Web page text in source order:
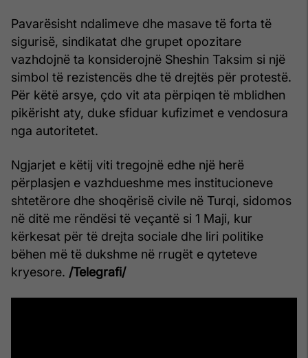
Pavarësisht ndalimeve dhe masave të forta të
sigurisë, sindikatat dhe grupet opozitare
vazhdojnë ta konsiderojnë Sheshin Taksim si një
simbol të rezistencës dhe të drejtës për protestë.
Për këtë arsye, çdo vit ata përpiqen të mblidhen
pikërisht aty, duke sfiduar kufizimet e vendosura
nga autoritetet.
Ngjarjet e këtij viti tregojnë edhe një herë
përplasjen e vazhdueshme mes institucioneve
shtetërore dhe shoqërisë civile në Turqi, sidomos
në ditë me rëndësi të veçantë si 1 Maji, kur
kërkesat për të drejta sociale dhe liri politike
bëhen më të dukshme në rrugët e qyteteve
kryesore. /Telegrafi/